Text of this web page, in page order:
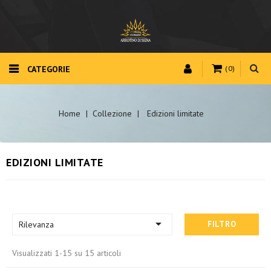
(0)
CATEGORIE
Home Collezione Edizioni limitate
EDIZIONI LIMITATE
Rilevanza  FILTRO
Visualizzati 1-15 su 15 articoli